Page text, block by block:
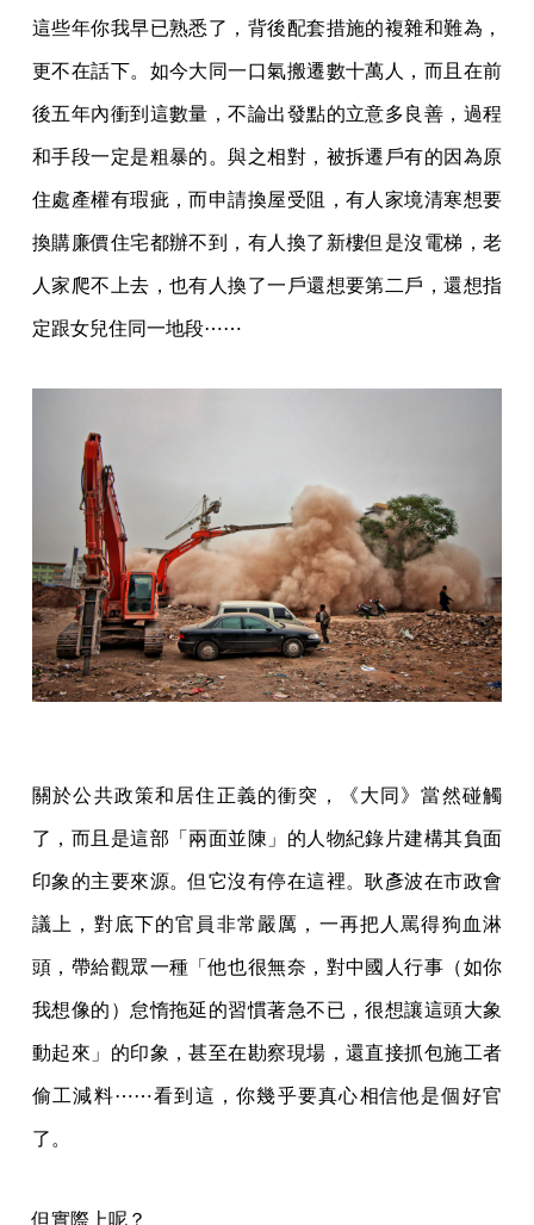
這些年你我早已熟悉了，背後配套措施的複雜和難為，
更不在話下。如今大同一口氣搬遷數十萬人，而且在前
後五年內衝到這數量，不論出發點的立意多良善，過程
和手段一定是粗暴的。與之相對，被拆遷戶有的因為原
住處產權有瑕疵，而申請換屋受阻，有人家境清寒想要
換購廉價住宅都辦不到，有人換了新樓但是沒電梯，老
人家爬不上去，也有人換了一戶還想要第二戶，還想指
定跟女兒住同一地段⋯⋯
關於公共政策和居住正義的衝突，《大同》當然碰觸
了，而且是這部「兩面並陳」的人物紀錄片建構其負面
印象的主要來源。但它沒有停在這裡。耿彥波在市政會
議上，對底下的官員非常嚴厲，一再把人罵得狗血淋
頭，帶給觀眾一種「他也很無奈，對中國人行事（如你
我想像的）怠惰拖延的習慣著急不已，很想讓這頭大象
動起來」的印象，甚至在勘察現場，還直接抓包施工者
偷工減料⋯⋯看到這，你幾乎要真心相信他是個好官
了。
但實際上呢？